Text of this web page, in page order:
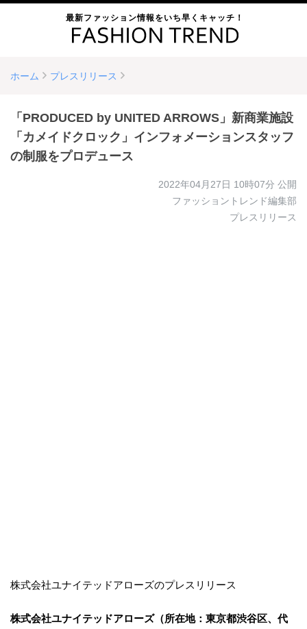
最新ファッション情報をいち早くキャッチ！
ホーム プレスリリース
「PRODUCED by UNITED ARROWS」新商業施設
「カメイドクロック」インフォメーションスタッフ
の制服をプロデュース
2022年04月27日 10時07分 公開
ファッショントレンド編集部
プレスリリース
株式会社ユナイテッドアローズのプレスリリース
株式会社ユナイテッドアローズ（所在地：東京都渋谷区、代